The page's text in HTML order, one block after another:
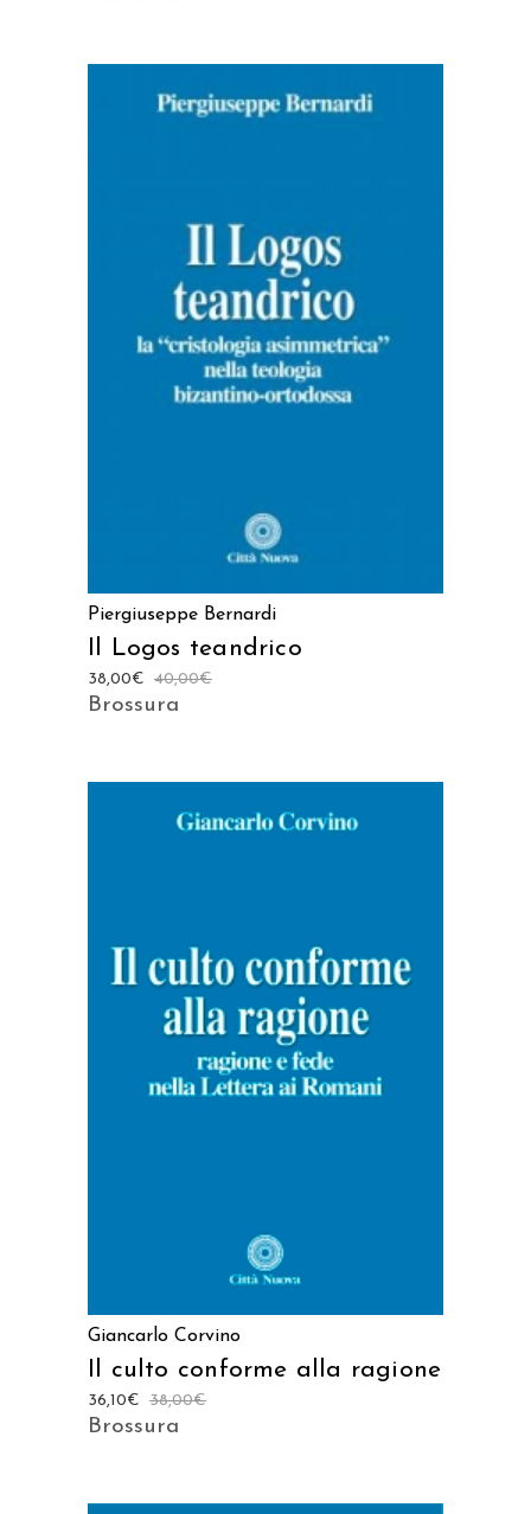
Piergiuseppe Bernardi
Il Logos teandrico
40,00€
38,00€
Brossura
AGGIUNGI AL CARRELLO
Giancarlo Corvino
Il culto conforme alla ragione
38,00€
36,10€
Brossura